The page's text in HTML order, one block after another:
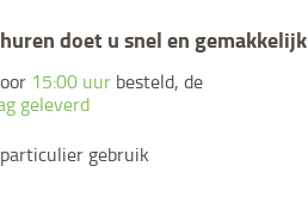
doet u snel en gemakkelijk
15:00 uur besteld, de
geleverd
gebruik